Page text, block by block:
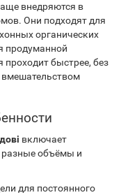
внедряются в
Они подходят для
органических
продуманной
проходит быстрее, без
включает
объёмы и
для постоянного